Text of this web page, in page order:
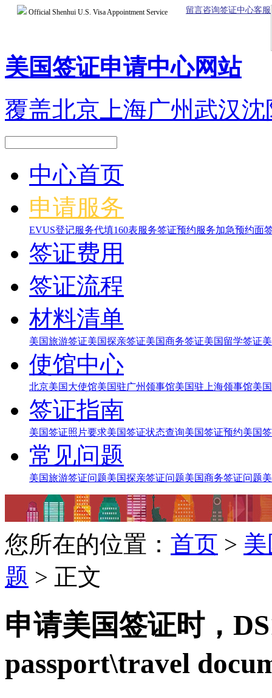
Official Shenhui U.S. Visa Appointment Service 留言咨询签证中心客服
美国签证申请中心网站
覆盖北京上海广州武汉沈
中心首页
申请服务
EVUS登记服务代填160表服务签证预约服务加急预约面
签证费用
签证流程
材料清单
美国旅游签证美国探亲签证美国商务签证美国留学签证
使馆中心
北京美国大使馆美国驻广州领事馆美国驻上海领事馆美
签证指南
美国签证照片要求美国签证状态查询美国签证预约美国
常见问题
美国旅游签证问题美国探亲签证问题美国商务签证问题
您所在的位置： 首页 >
题 > 正文
申请美国签证时，
passport\travel